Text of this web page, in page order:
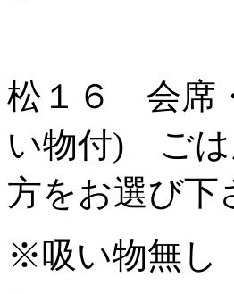
松１６ 会席
い物付) ごは
方をお選び下
※吸い物無し